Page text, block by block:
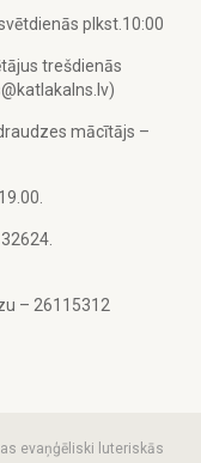
plkst.10:00
trešdienās
mācītājs –
– 26115312
evaņģēliski luteriskās